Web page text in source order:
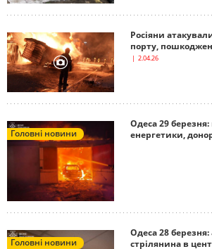
Росіяни
порту,
| 2.04.26
Головні новини
Одеса 29 березня:
енергетики,
Головні новини
Одеса 28
стрілянина в